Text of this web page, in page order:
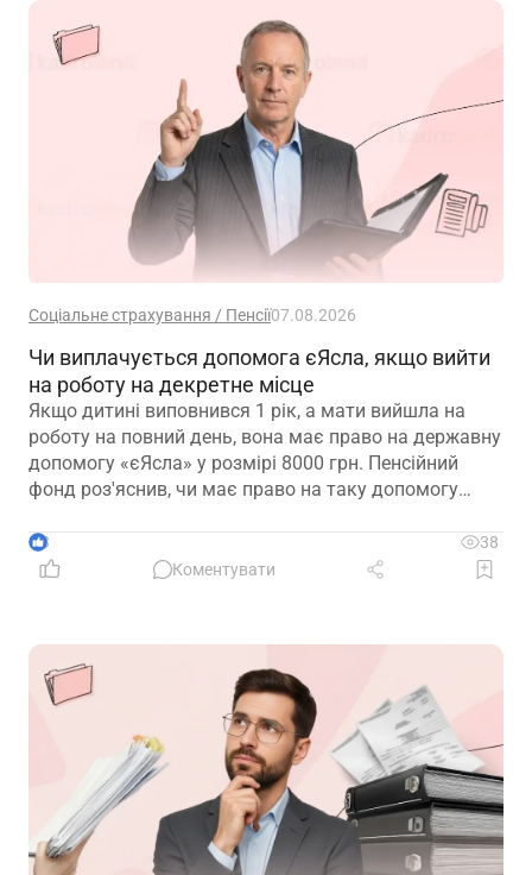
Соціальне страхування / Пенсії07.08.2026
Чи виплачується допомога єЯсла, якщо вийти
на роботу на декретне місце
Якщо дитині виповнився 1 рік, а мати вийшла на
роботу на повний день, вона має право на державну
допомогу «єЯсла» у розмірі 8000 грн. Пенсійний
фонд роз'яснив, чи має право на таку допомогу
3
38
Коментувати